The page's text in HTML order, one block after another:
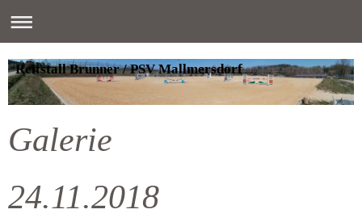
Reitstall Brunner / PSV Mallmersdorf
Galerie
24.11.2018